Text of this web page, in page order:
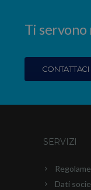
Ti
SERVIZI
Dati